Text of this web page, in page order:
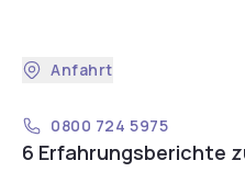
Anfahrt
0800 724 5975
6 Erfahrungsberichte